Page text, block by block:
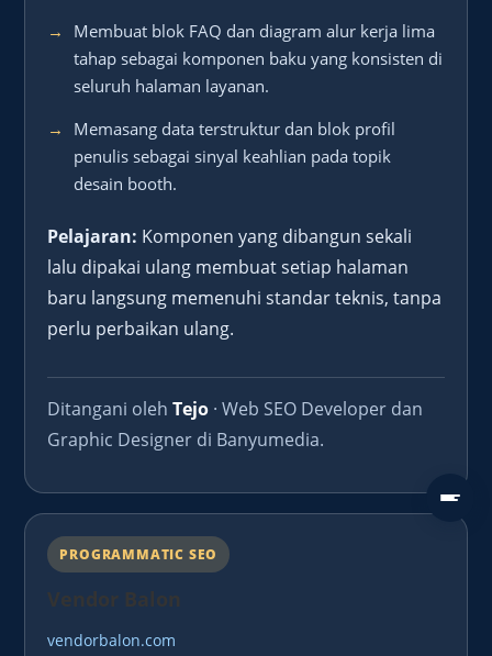
Membuat blok FAQ dan diagram alur kerja lima
tahap sebagai komponen baku yang konsisten di
seluruh halaman layanan.
Memasang data terstruktur dan blok profil
penulis sebagai sinyal keahlian pada topik
desain booth.
Pelajaran: Komponen yang dibangun sekali
lalu dipakai ulang membuat setiap halaman
baru langsung memenuhi standar teknis, tanpa
perlu perbaikan ulang.
Ditangani olehTejo · Web SEO Developer dan
Graphic Designer di Banyumedia.
PROGRAMMATIC SEO
Vendor Balon
vendorbalon.com